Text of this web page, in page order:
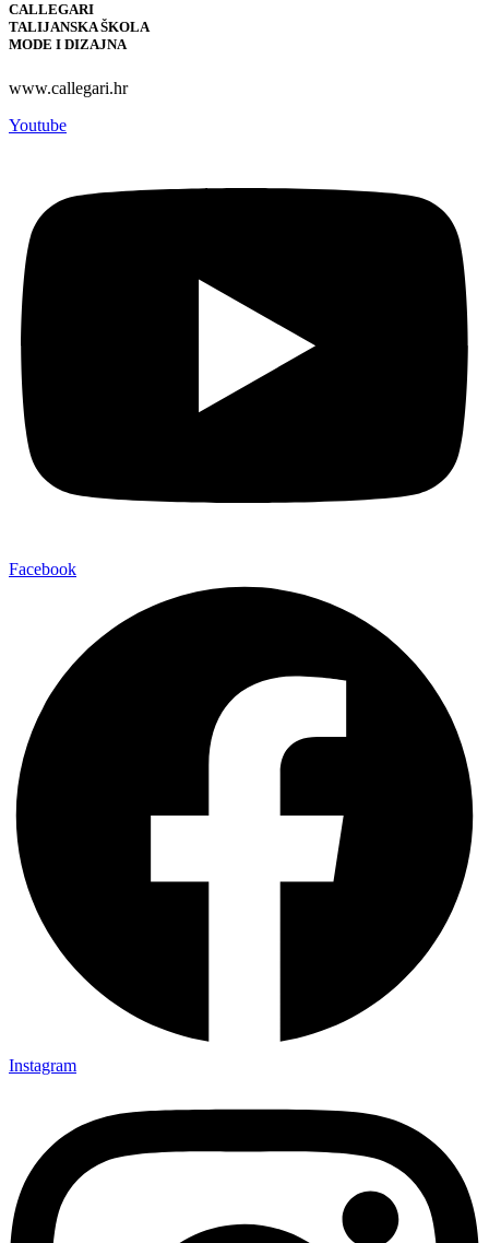
CALLEGARI
TALIJANSKA ŠKOLA
MODE I DIZAJNA
www.callegari.hr
Youtube
Facebook
Instagram